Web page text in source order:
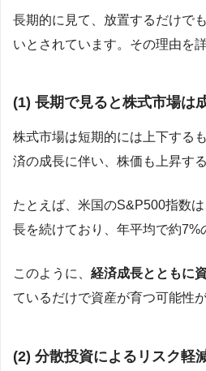
長期的に見て、放置するだけで
いとされています。その理由を
(1) 長期で見ると株式市場は
株式市場は短期的には上下する
済の成長に伴い、株価も上昇す
たとえば、米国のS&P500指数
長を続けており、年平均で約7%
このように、 経済成長とともに
ているだけで資産が育つ可能性
(2) 分散投資によるリスク軽